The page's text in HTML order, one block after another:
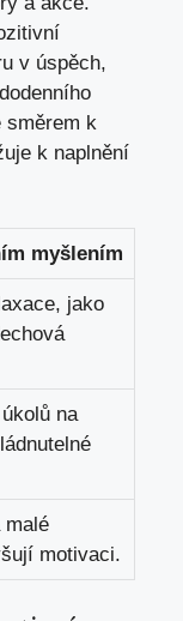
v úspěch,
směrem k
k naplnění
myšlením
jako
na
malé
motivaci.